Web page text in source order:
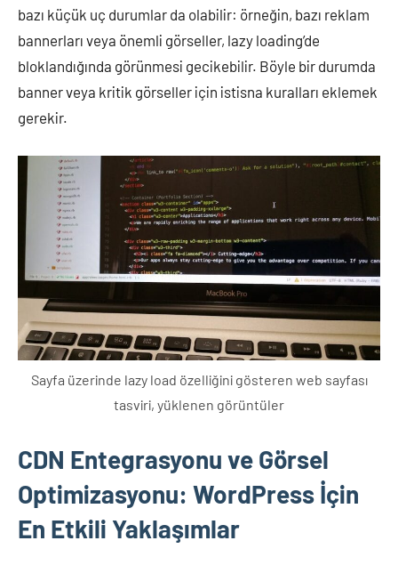
bazı küçük uç durumlar da olabilir: örneğin, bazı reklam
bannerları veya önemli görseller, lazy loading’de
bloklandığında görünmesi gecikebilir. Böyle bir durumda
banner veya kritik görseller için istisna kuralları eklemek
gerekir.
Sayfa üzerinde lazy load özelliğini gösteren web sayfası
tasviri, yüklenen görüntüler
CDN Entegrasyonu ve Görsel
Optimizasyonu: WordPress İçin
En Etkili Yaklaşımlar